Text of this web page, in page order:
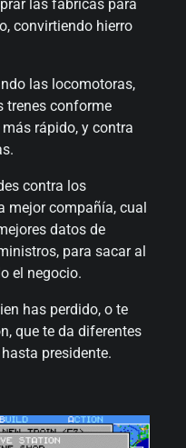
las fábricas para
convirtiendo hierro
las locomotoras,
trenes conforme
rápido, y contra
contra los
mejor compañía, cual
datos de
para sacar al
el negocio.
has perdido, o te
que te da diferentes
presidente.